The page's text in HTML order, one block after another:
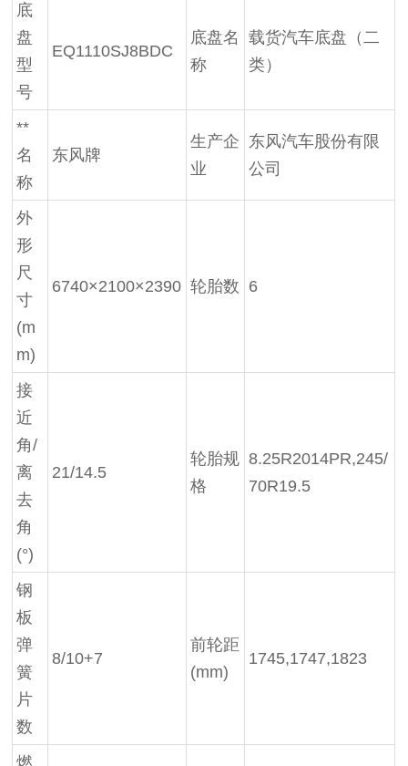
底
盘
型
号
EQ1110SJ8BDC
底盘名
称
载货汽车底盘（二
类）
**
名
称
东风牌
生产企
业
东风汽车股份有限
公司
外
形
尺
寸
(m
m)
6740×2100×2390 轮胎数 6
接
近
角/
离
去
角
(°)
21/14.5
轮胎规
格
8.25R2014PR,245/
70R19.5
钢
板
弹
簧
片
数
8/10+7
前轮距
(mm)
1745,1747,1823